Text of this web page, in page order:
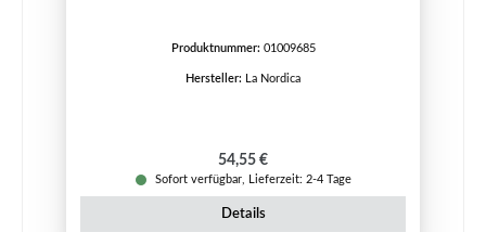
Produktnummer: 01009685
Hersteller: La Nordica
Regulärer Preis:
54,55 €
Sofort verfügbar, Lieferzeit: 2-4 Tage
Details